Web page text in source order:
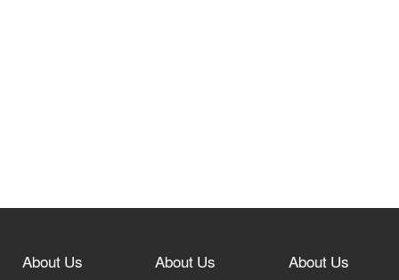
“অসহযোগ” আন্দোলনের হুমকি
About Us
About Us
About Us